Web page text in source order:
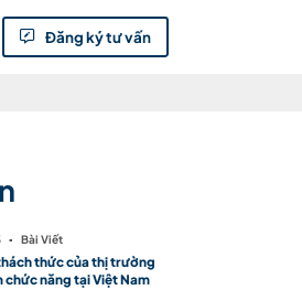
Đăng ký tư vấn
▪ Bài Viết
thức của thị trường
chức năng tại Việt Nam